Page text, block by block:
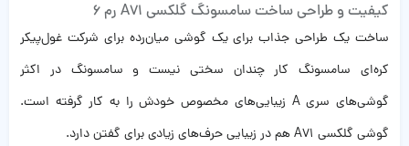
کیفیت و طراحی ساخت سامسونگ گلکسی A71 رم 6
ساخت یک طراحی جذاب برای یک گوشی میان‌رده برای شرکت غول‌پیکر
کره‌ای سامسونگ کار چندان سختی نیست و سامسونگ در اکثر
گوشی‌‌های سری A زیبایی‌‌های مخصوص خودش را به کار گرفته است.
گوشی گلکسی A71 هم در زیبایی حرف‌های زیادی برای گفتن دارد.